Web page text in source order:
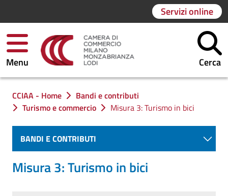
Servizi online
Menu Cerca
Ti trovi in:
CCIAA - Home
Bandi e contributi
Turismo e commercio
Misura 3: Turismo in bici
BANDI E CONTRIBUTI
Misura 3: Turismo in bici